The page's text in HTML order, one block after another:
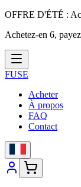
OFFRE D'ÉTÉ :
Achetez-en 6,
FUSE
Acheter
À propos
FAQ
Contact